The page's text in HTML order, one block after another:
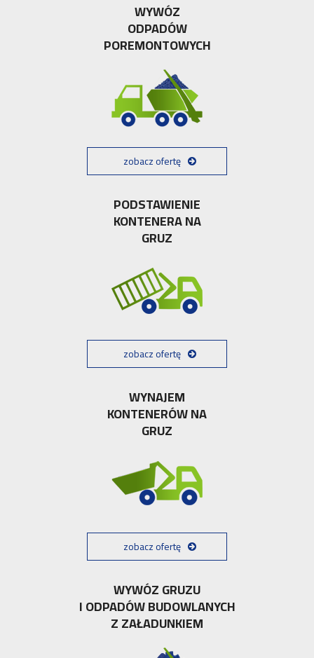
WYWÓZ
ODPADÓW
POREMONTOWYCH
zobacz ofertę
PODSTAWIENIE
KONTENERA NA
GRUZ
zobacz ofertę
WYNAJEM
KONTENERÓW NA
GRUZ
zobacz ofertę
WYWÓZ GRUZU
I ODPADÓW BUDOWLANYCH
Z ZAŁADUNKIEM